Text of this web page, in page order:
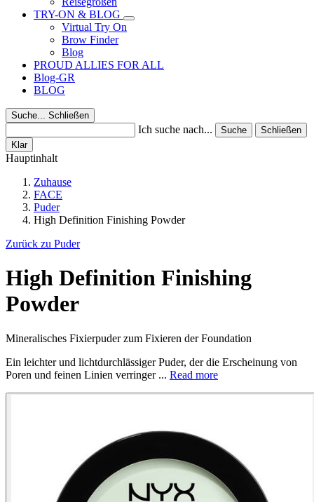
TRY-ON & BLOG
Virtual Try On
Brow Finder
Blog
PROUD ALLIES FOR ALL
Blog-GR
BLOG
Suche... Schließen
Ich suche nach... Suche
Schließen
Klar
Hauptinhalt
Zuhause
FACE
Puder
High Definition Finishing Powder
Zurück zu Puder
High Definition Finishing
Powder
Mineralisches Fixierpuder zum Fixieren der Foundation
Ein leichter und lichtdurchlässiger Puder, der die Erscheinung von
Poren und feinen Linien verringer ... Read more